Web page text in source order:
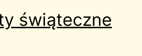
świąteczne